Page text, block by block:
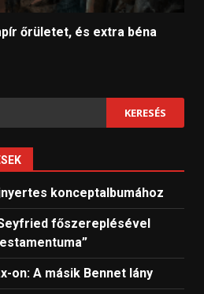
őrületet, és extra béna
konceptalbumához
főszereplésével
on: A másik Bennet lány